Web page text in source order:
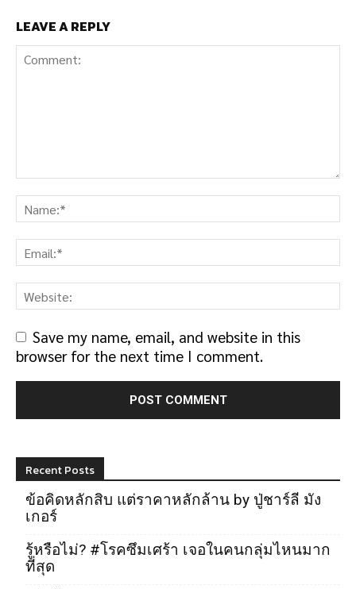
LEAVE A REPLY
Save my name, email, and website in this
browser for the next time I comment.
Recent Posts
ข้อคิดหลักสิบ แต่ราคาหลักล้าน by ปู่ชาร์ลี มัง
เกอร์
รู้หรือไม่? #โรคซึมเศร้า เจอในคนกลุ่มไหนมาก
ที่สุด